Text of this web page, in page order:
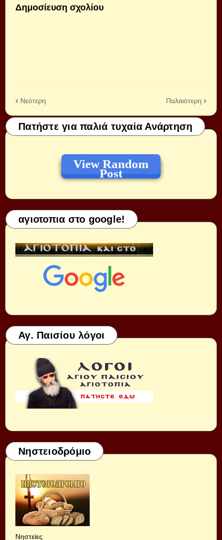
Δημοσίευση σχολίου
Νεότερη Παλαιότερη
Πατήστε για παλιά τυχαία Ανάρτηση
View Random
Post
αγιοτοπια στο google!
Αγ. Παισίου λόγοι
Νηστειοδρόμιο
Νηστείες